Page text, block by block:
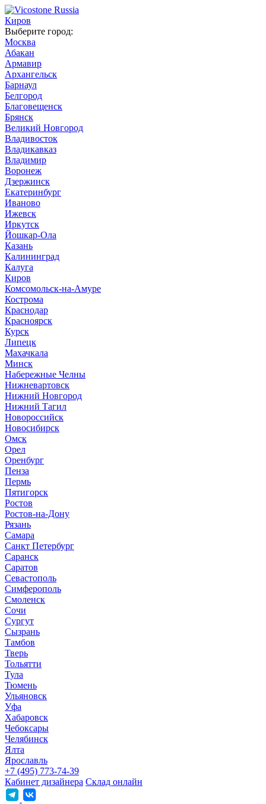
Киров
Выберите город:
Москва
Абакан
Армавир
Архангельск
Барнаул
Белгород
Благовещенск
Брянск
Великий Новгород
Владивосток
Владикавказ
Владимир
Воронеж
Дзержинск
Екатеринбург
Иваново
Ижевск
Иркутск
Йошкар-Ола
Казань
Калининград
Калуга
Киров
Комсомольск-на-Амуре
Кострома
Краснодар
Красноярск
Курск
Липецк
Махачкала
Минск
Набережные Челны
Нижневартовск
Нижний Новгород
Нижний Тагил
Новороссийск
Новосибирск
Омск
Орел
Оренбург
Пенза
Пермь
Пятигорск
Ростов
Ростов-на-Дону
Рязань
Самара
Санкт Петербург
Саранск
Саратов
Севастополь
Симферополь
Смоленск
Сочи
Сургут
Сызрань
Тамбов
Тверь
Тольятти
Тула
Тюмень
Ульяновск
Уфа
Хабаровск
Чебоксары
Челябинск
Ялта
Ярославль
+7 (495) 773-74-39
Кабинет дизайнера Склад онлайн